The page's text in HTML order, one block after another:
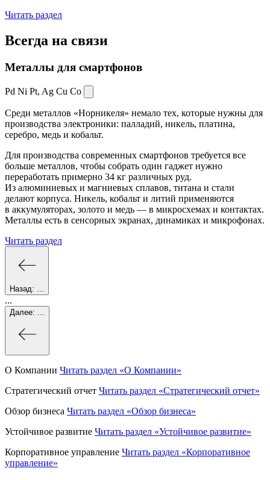
Читать раздел
Всегда на связи
Металлы для смартфонов
Pd Ni Pt, Ag Cu Co
Среди металлов «Норникеля» немало тех, которые нужны для
производства электроники: палладий, никель, платина,
серебро, медь и кобальт.
Для производства современных смартфонов требуется все
больше металлов, чтобы собрать один гаджет нужно
переработать примерно 34 кг различных руд.
Из алюминиевых и магниевых сплавов, титана и стали
делают корпуса. Никель, кобальт и литий применяются
в аккумуляторах, золото и медь — в микросхемах и контактах.
Металлы есть в сенсорных экранах, динамиках и микрофонах.
Читать раздел
Назад:
...
Далее:
О Компании Читать раздел «О Компании»
Стратегический отчет Читать раздел «Стратегический отчет»
Обзор бизнеса Читать раздел «Обзор бизнеса»
Устойчивое развитие Читать раздел «Устойчивое развитие»
Корпоративное управление Читать раздел «Корпоративное
управление»